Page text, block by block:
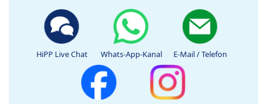
HiPP Live Chat Whats-App-Kanal E-Mail / Telefon